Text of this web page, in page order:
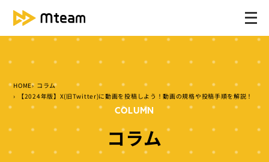
メ
く
HOME コラム
【2024年版】X(旧Twitter)に動画を投稿しよう！動画の規格や投稿手順を解説！
COLUMN
コラム